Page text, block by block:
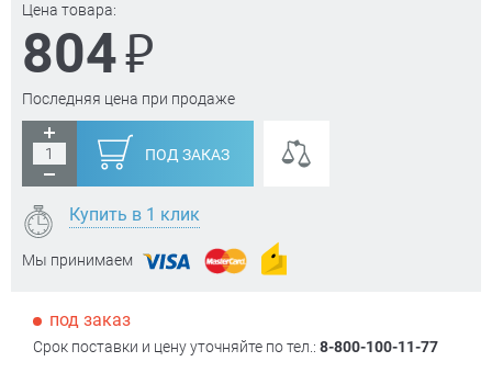
Цена товара:
804₽
Последняя цена при продаже
ПОД ЗАКАЗ
Купить в 1 клик
Мы принимаем
под заказ
Срок поставки и цену уточняйте по тел.: 8-800-100-11-77